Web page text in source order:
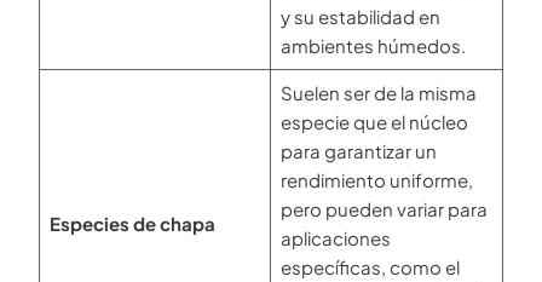
y su estabilidad en
ambientes húmedos.
Especies de chapa
Suelen ser de la misma
especie que el núcleo
para garantizar un
rendimiento uniforme,
pero pueden variar para
aplicaciones
específicas, como el